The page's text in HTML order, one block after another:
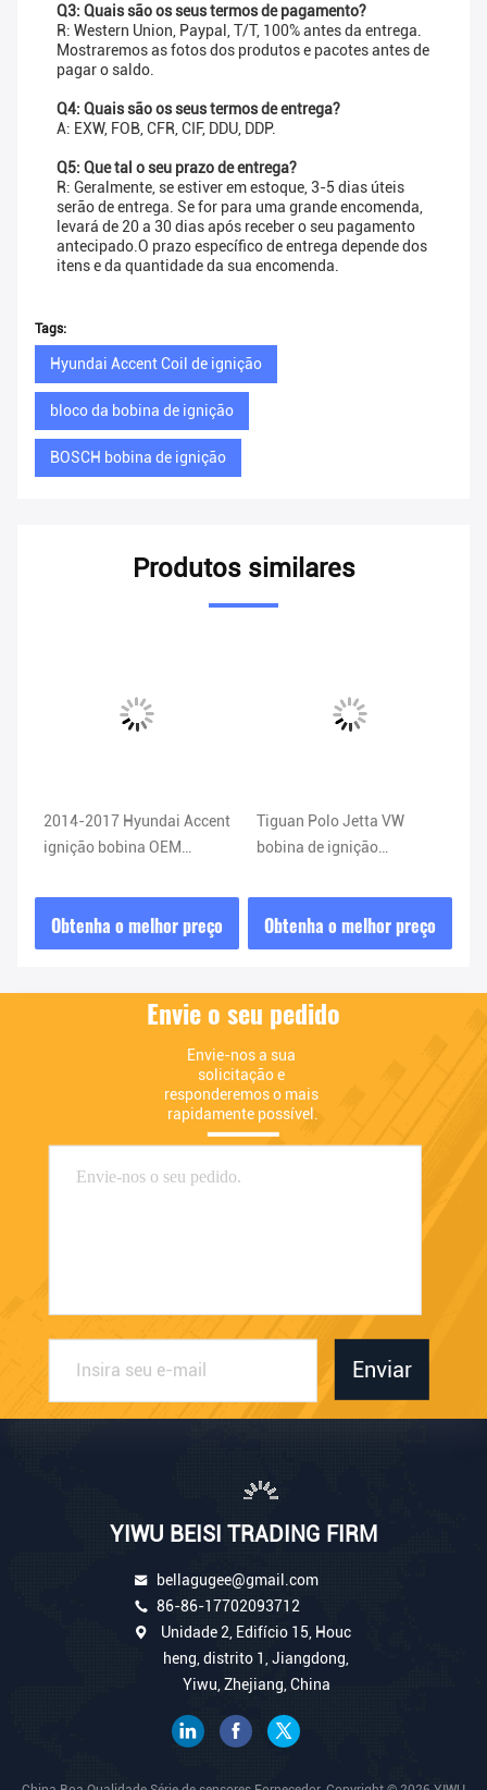
Q3: Quais são os seus termos de pagamento?
R: Western Union, Paypal, T/T, 100% antes da entrega.
Mostraremos as fotos dos produtos e pacotes antes de
pagar o saldo.
Q4: Quais são os seus termos de entrega?
A: EXW, FOB, CFR, CIF, DDU, DDP.
Q5: Que tal o seu prazo de entrega?
R: Geralmente, se estiver em estoque, 3-5 dias úteis
serão de entrega. Se for para uma grande encomenda,
levará de 20 a 30 dias após receber o seu pagamento
antecipado.O prazo específico de entrega depende dos
itens e da quantidade da sua encomenda.
Tags:
Hyundai Accent Coil de ignição
bloco da bobina de ignição
BOSCH bobina de ignição
Produtos similares
2014-2017 Hyundai Accent
ignição bobina OEM
Obtenha o melhor preço
Tiguan Polo Jetta VW
bobina de ignição
036905715F
Obtenha o melhor preço
Envie o seu pedido
Envie-nos a sua
solicitação e
responderemos o mais
rapidamente possível.
Enviar
YIWU BEISI TRADING FIRM
bellagugee@gmail.com
86-86-17702093712
Unidade 2, Edifício 15, Houc
heng, distrito 1, Jiangdong,
Yiwu, Zhejiang, China